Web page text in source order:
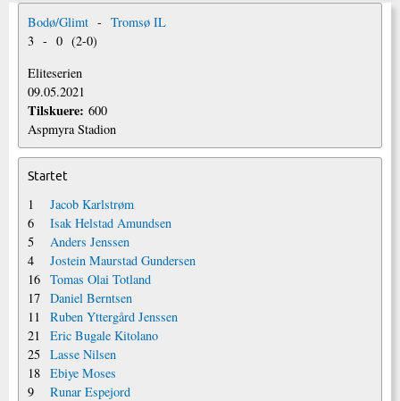
Bodø/Glimt - Tromsø IL
3 - 0 (2-0)
Eliteserien
09.05.2021
Tilskuere: 600
Aspmyra Stadion
Startet
1
Jacob Karlstrøm
6
Isak Helstad Amundsen
5
Anders Jenssen
4
Jostein Maurstad Gundersen
16 Tomas Olai Totland
17 Daniel Berntsen
11
Ruben Yttergård Jenssen
21
Eric Bugale Kitolano
25 Lasse Nilsen
18 Ebiye Moses
9
Runar Espejord